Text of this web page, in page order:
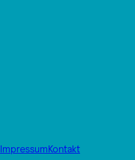
ImpressumKontakt